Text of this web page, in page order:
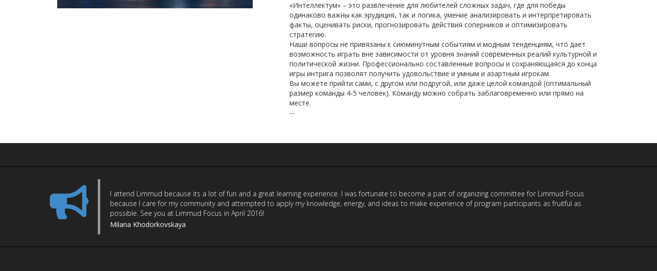
«Интеллектум» – это развлечение для любителей сложных задач, где для победы
одинаково важны как эрудиция, так и логика, умение анализировать и интерпретировать
факты, оценивать риски, прогнозировать действия соперников и оптимизировать
стратегию.
Наши вопросы не привязаны к сиюминутным событиям и модным тенденциям, что дает
возможность играть вне зависимости от уровня знаний современных реалий культурной и
политической жизни. Профессионально составленные вопросы и сохраняющаяся до конца
игры интрига позволят получить удовольствие и умным и азартным игрокам.
Вы можете прийти сами, с другом или подругой, или даже целой командой (оптимальный
размер команды 4-5 человек). Команду можно собрать заблаговременно или прямо на
месте.
--
I attend Limmud because its a lot of fun and a great learning experience. I was fortunate to become a part of organizing committee for Limmud Focus
because I care for my community and attempted to apply my knowledge, energy, and ideas to make experience of program participants as fruitful as
possible. See you at Limmud Focus in April 2016!
Milana Khodorkovskaya